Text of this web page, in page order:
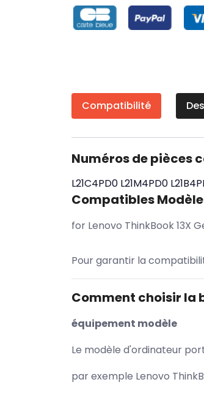
Compatibilité
Numéros de pièces
L21C4PD0 L21M4PD0
Compatibles
for Lenovo ThinkBook 13X
Pour garantir la
Comment choisir la
équipement modèle
Le modèle d'ordinateur
par exemple Lenovo